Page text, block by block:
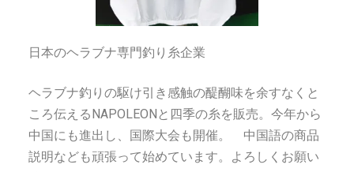
日本のヘラブナ専門釣り糸企業
ヘラブナ釣りの駆け引き感触の醍醐味を余すなくと
ころ伝えるNAPOLEONと四季の糸を販売。今年から
中国にも進出し、国際大会も開催。 中国語の商品
説明なども頑張って始めています。よろしくお願い